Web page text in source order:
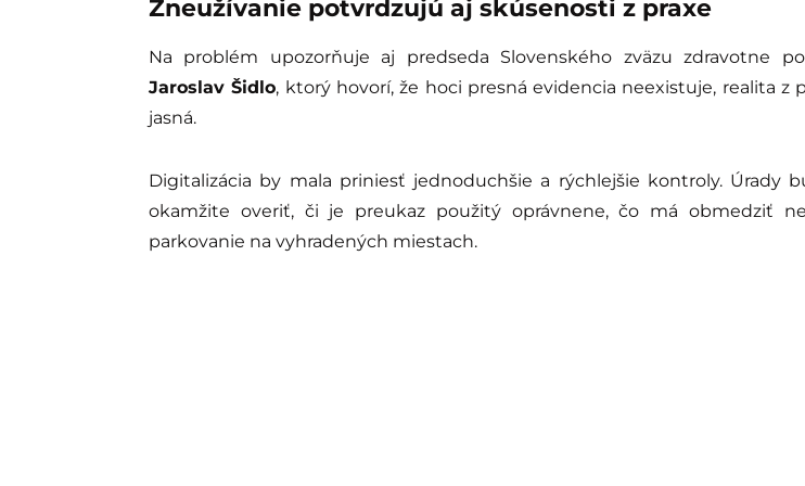
Zneužívanie potvrdzujú aj skúsenosti z praxe
Na problém upozorňuje aj predseda Slovenského zväzu zdravotne
Jaroslav Šidlo, ktorý hovorí, že hoci presná evidencia neexistuje, realita z
jasná.
Digitalizácia by mala priniesť jednoduchšie a rýchlejšie kontroly. Úrady
okamžite overiť, či je preukaz použitý oprávnene, čo má obmedziť
parkovanie na vyhradených miestach.